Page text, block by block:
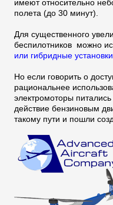
имеют относительно
полета (до 30 минут).
Для существенного
беспилотников можно
или гибридные
Но если говорить о
рациональнее
электромоторы
действие бензиновым
такому пути и пошли